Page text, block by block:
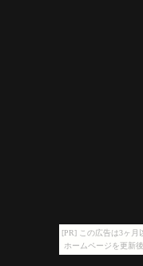
[PR] この広告は3ヶ月
ホームページを更新